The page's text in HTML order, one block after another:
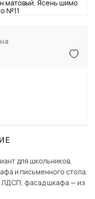
для школьников,
и письменного стола.
ЛДСП, фасад шкафа — из